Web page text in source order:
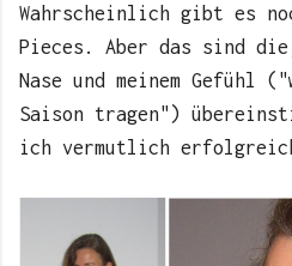
Wahrscheinlich gibt es
Pieces. Aber das sind
Nase und meinem Gefühl
Saison tragen")
ich vermutlich